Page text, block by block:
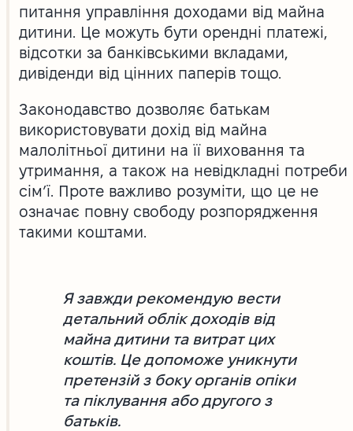
питання управління доходами від майна
дитини. Це можуть бути орендні платежі,
відсотки за банківськими вкладами,
дивіденди від цінних паперів тощо.
Законодавство дозволяє батькам
використовувати дохід від майна
малолітньої дитини на її виховання та
утримання, а також на невідкладні потреби
сім’ї. Проте важливо розуміти, що це не
означає повну свободу розпорядження
такими коштами.
Я завжди рекомендую вести
детальний облік доходів від
майна дитини та витрат цих
коштів. Це допоможе уникнути
претензій з боку органів опіки
та піклування або другого з
батьків.